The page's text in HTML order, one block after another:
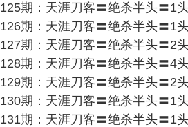
125期：天涯刀客〓绝杀半头〓1
126期：天涯刀客〓绝杀半头〓1
127期：天涯刀客〓绝杀半头〓2
128期：天涯刀客〓绝杀半头〓4
129期：天涯刀客〓绝杀半头〓2
130期：天涯刀客〓绝杀半头〓1
131期：天涯刀客〓绝杀半头〓1